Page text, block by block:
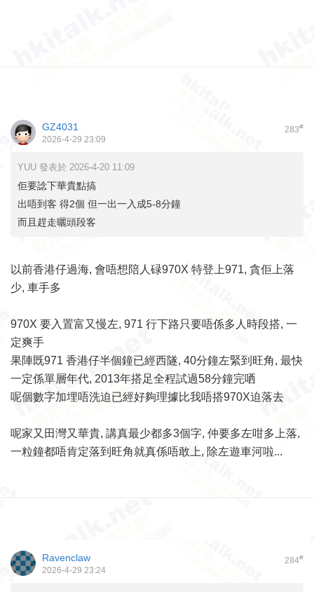
283#
GZ4031
2026-4-29 23:09
YUU 發表於 2026-4-20 11:09
佢要諗下華貴點搞
出唔到客 得2個 但一出一入成5-8分鐘
而且趕走曬頭段客
以前香港仔過海, 會唔想陪人碌970X 特登上971, 貪佢上落
少, 車手多
970X 要入置富又慢左, 971 行下路只要唔係多人時段搭, 一
定爽手
果陣既971 香港仔半個鐘已經西隧, 40分鐘左緊到旺角, 最快
一定係單層年代, 2013年搭足全程試過58分鐘完哂
呢個數字加埋唔洗迫已經好夠理據比我唔搭970X迫落去
呢家又田灣又華貴, 講真最少都多3個字, 仲要多左咁多上落,
一粒鐘都唔肯定落到旺角就真係唔敢上, 除左遊車河啦...
284#
Ravenclaw
2026-4-29 23:24